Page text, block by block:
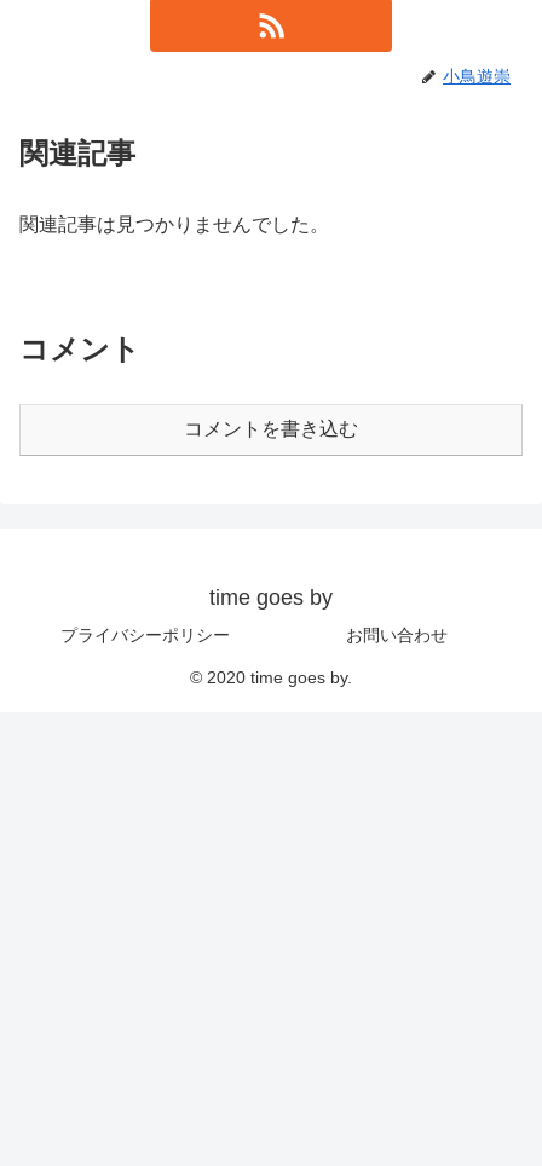
小鳥遊崇
関連記事
関連記事は見つかりませんでした。
コメント
コメントを書き込む
time goes by
プライバシーポリシー お問い合わせ
© 2020 time goes by.